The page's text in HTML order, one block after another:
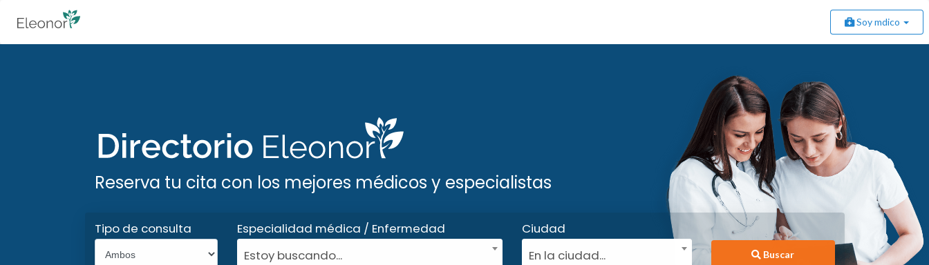
Soy mdico
Reserva tu cita con los mejores médicos y especialistas
Tipo de consulta
Especialidad médica / Enfermedad
Estoy buscando...
Ciudad
En la ciudad...
Buscar